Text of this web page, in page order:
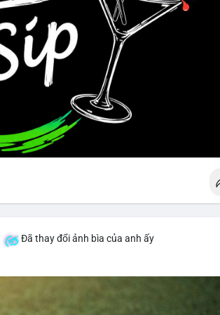
Đã thay đổi ảnh bìa của anh ấy